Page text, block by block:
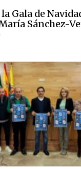
Gala de
Sánchez-